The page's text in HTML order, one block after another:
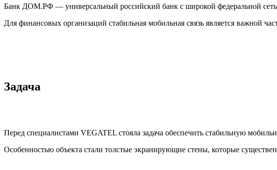
Банк ДОМ.РФ — универсальный российский банк с широкой федеральной
Для финансовых организаций стабильная мобильная связь является важной
Задача
Перед специалистами VEGATEL стояла задача обеспечить стабильную
Особенностью объекта стали толстые экранирующие стены, которые